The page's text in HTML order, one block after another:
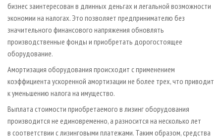
бизнес заинтересован в длинных деньгах и легальной возможности
экономии на налогах. Это позволяет предпринимателю без
значительного финансового напряжения обновлять
производственные фонды и приобретать дорогостоящее
оборудование.
Амортизация оборудования происходит с применением
коэффициента ускоренной амортизации не более трех, что приводит
к уменьшению налога на имущество.
Выплата стоимости приобретаемого в лизинг оборудования
производится не единовременно, а разносится на несколько лет
в соответствии с лизинговыми платежами. Таким образом, средства